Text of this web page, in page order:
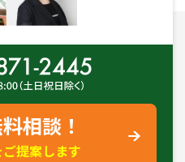
相談！
提案します